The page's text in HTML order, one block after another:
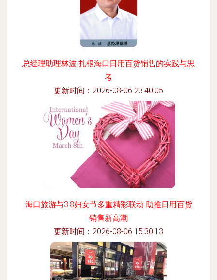
总经理助理林波 扎根海口日用百货销售的实践与思
考
更新时间：2026-08-06 23:40:05
海口旅游与3.8妇女节多重精彩联动 助推日用百货
销售新高潮
更新时间：2026-08-06 15:30:13